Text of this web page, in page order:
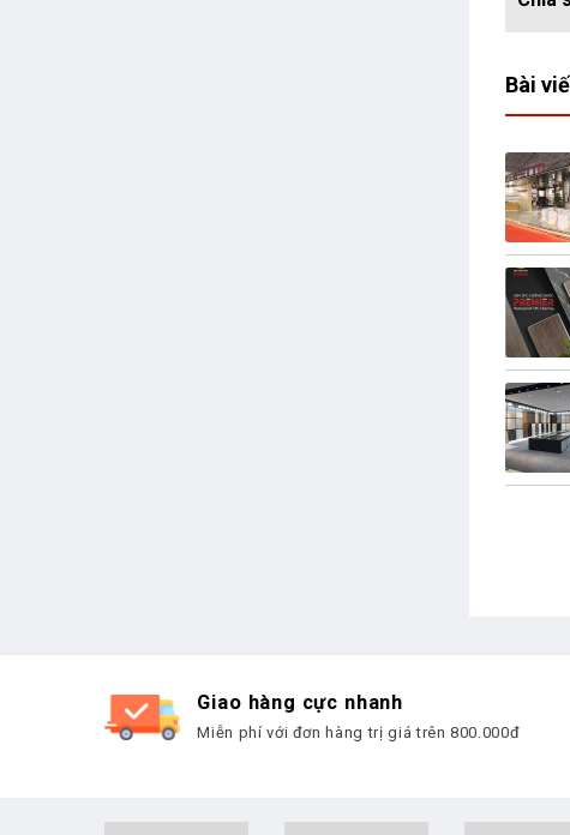
Bài
Giao hàng cực nhanh
Miễn phí với đơn hàng trị giá trên 800.000đ